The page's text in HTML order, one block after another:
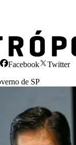
Facebook
Twitter
de SP